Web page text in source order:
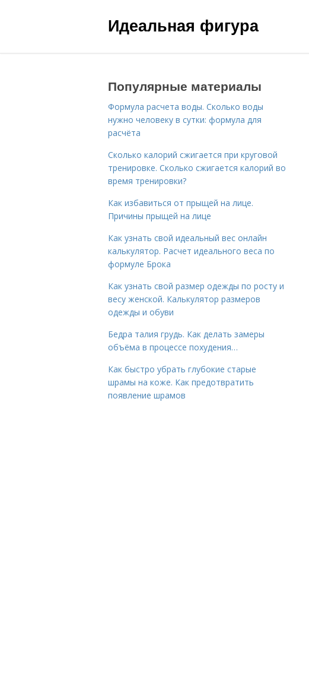
Идеальная фигура
Популярные материалы
Формула расчета воды. Сколько воды
нужно человеку в сутки: формула для
расчёта
Сколько калорий сжигается при круговой
тренировке. Сколько сжигается калорий во
время тренировки?
Как избавиться от прыщей на лице.
Причины прыщей на лице
Как узнать свой идеальный вес онлайн
калькулятор. Расчет идеального веса по
формуле Брока
Как узнать свой размер одежды по росту и
весу женской. Калькулятор размеров
одежды и обуви
Бедра талия грудь. Как делать замеры
объёма в процессе похудения…
Как быстро убрать глубокие старые
шрамы на коже. Как предотвратить
появление шрамов